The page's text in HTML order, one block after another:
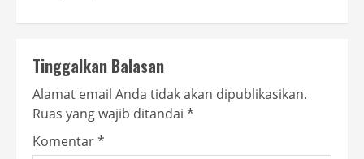
Tinggalkan Balasan
Alamat email Anda tidak akan dipublikasikan.
Ruas yang wajib ditandai *
Komentar*